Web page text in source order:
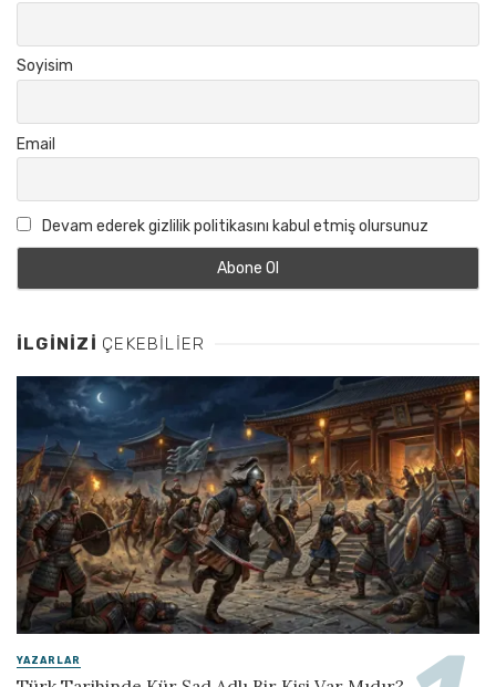
Soyisim
Email
Devam ederek gizlilik politikasını kabul etmiş olursunuz
İLGINIZI ÇEKEBILIER
YAZARLAR